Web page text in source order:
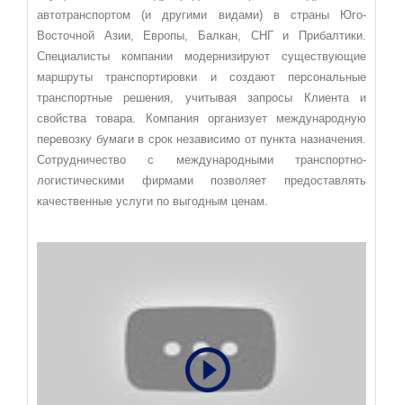
автотранспортом (и другими видами) в страны Юго-
Восточной Азии, Европы, Балкан, СНГ и Прибалтики.
Специалисты компании модернизируют существующие
маршруты транспортировки и создают персональные
транспортные решения, учитывая запросы Клиента и
свойства товара. Компания организует международную
перевозку бумаги в срок независимо от пункта назначения.
Сотрудничество с международными транспортно-
логистическими фирмами позволяет предоставлять
качественные услуги по выгодным ценам.